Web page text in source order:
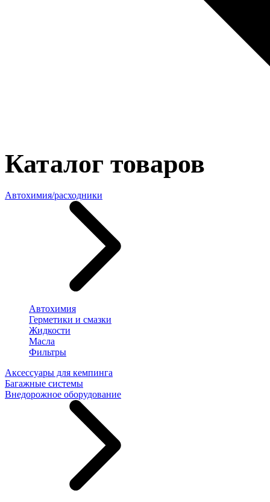
Каталог товаров
Автохимия/расходники
Автохимия
Герметики и смазки
Жидкости
Масла
Фильтры
Аксессуары для кемпинга
Багажные системы
Внедорожное оборудование